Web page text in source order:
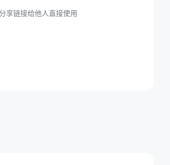
享链接给他人直接使用